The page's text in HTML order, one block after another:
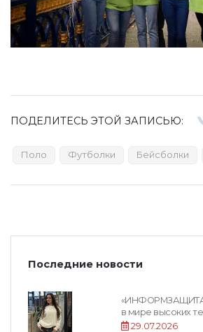
Последние новости
в мире высоких
29.07.2026
ПОДЕЛИТЕСЬ ЭТОЙ ЗАПИСЬЮ:
Поло Футболки Бейсболки